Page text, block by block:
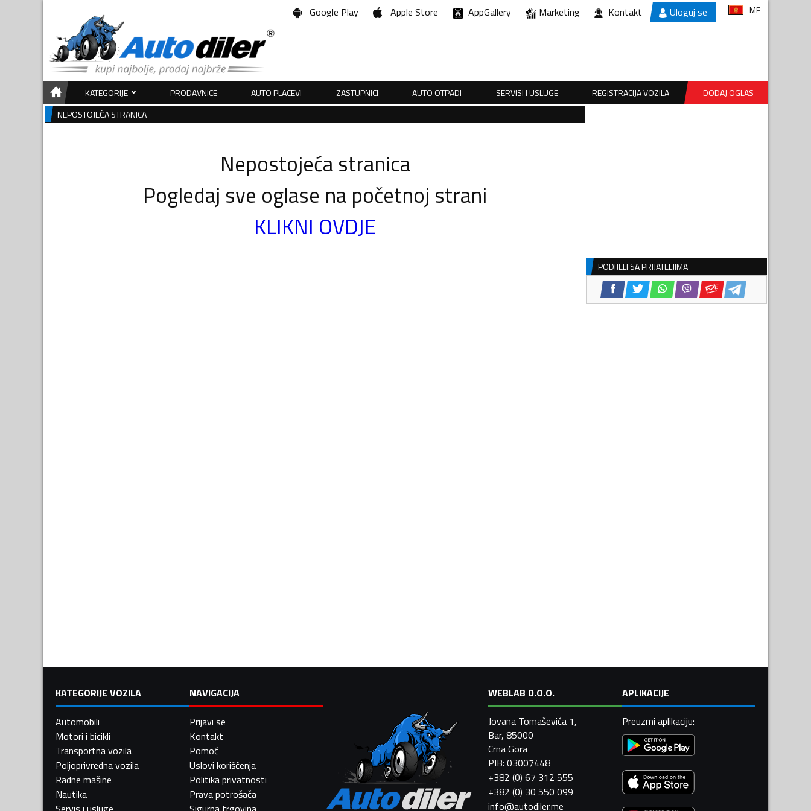
Google Play Apple Store AppGallery Marketing Kontakt Uloguj se ME
KATEGORIJE PRODAVNICE AUTO PLACEVI ZASTUPNICI AUTO OTPADI SERVISI I USLUGE REGISTRACIJA VOZILA
DODAJ OGLAS
NEPOSTOJEĆA STRANICA
Nepostojeća stranica
Pogledaj sve oglase na početnoj strani
KLIKNI OVDJE
PODIJELI SA PRIJATELJIMA
KATEGORIJE VOZILA
Automobili
Motori i bicikli
Transportna vozila
Poljoprivredna vozila
Radne mašine
Nautika
NAVIGACIJA
Prijavi se
Kontakt
Pomoć
Uslovi korišćenja
Politika privatnosti
Prava potrošača
WEBLAB D.O.O.
Jovana Tomaševića 1,
Bar, 85000
Crna Gora
PIB: 03007448
+382 (0) 67 312 555
+382 (0) 30 550 099
info@autodiler.me
APLIKACIJE
Preuzmi aplikaciju: